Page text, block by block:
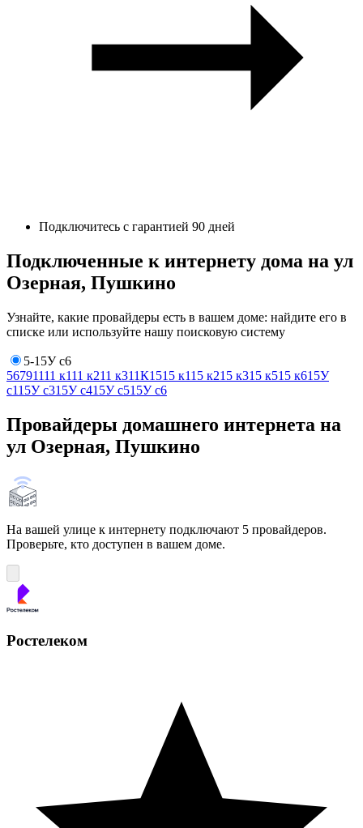
Подключитесь с гарантией 90 дней
Подключенные к интернету дома на ул
Озерная, Пушкино
Узнайте, какие провайдеры есть в вашем доме: найдите его в
списке или используйте нашу поисковую систему
5-15У с6
56791111 к111 к211 к311К1515 к115 к215 к315 к515 к615У
с115У с315У с415У с515У с6
Провайдеры домашнего интернета на
ул Озерная, Пушкино
На вашей улице к интернету подключают 5 провайдеров.
Проверьте, кто доступен в вашем доме.
Ростелеком